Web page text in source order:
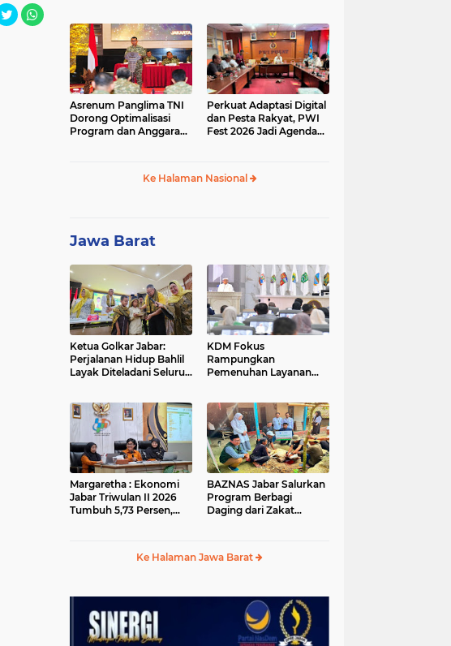
BBM
Asrenum Panglima TNI
Dorong Optimalisasi
Program dan Anggaran
Perkuat Adaptasi Digital
dan Pesta Rakyat, PWI
Fest 2026 Jadi Agenda
Ke Halaman Nasional
Jawa Barat
Ketua Golkar Jabar:
Perjalanan Hidup Bahlil
Layak Diteladani Seluruh
KDM Fokus
Rampungkan
Pemenuhan Layanan
Margaretha : Ekonomi
Jabar Triwulan II 2026
Tumbuh 5,73 Persen,
BAZNAS Jabar Salurkan
Program Berbagi
Daging dari Zakat
Ke Halaman Jawa Barat